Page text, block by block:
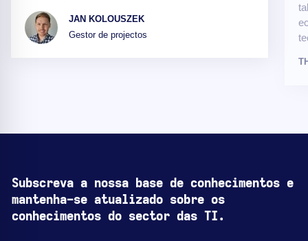
JAN KOLOUSZEK
Gestor de projectos
Subscreva a nossa base de conhecimentos e
mantenha-se atualizado sobre os
conhecimentos do sector das TI.